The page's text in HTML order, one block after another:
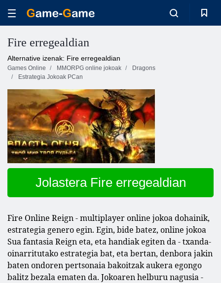
Fire erregealdian
Alternative izenak: Fire erregealdian
Games Online MMORPG online jokoak
Dragons
Estrategia Jokoak PCan
Jolastera Fire erregealdian
Fire Online Reign - multiplayer online jokoa dohainik,
estrategia genero egin. Egin, bide batez, online jokoa
Sua fantasia Reign eta, eta handiak egiten da - txanda-
oinarritutako estrategia bat, eta bertan, denbora jakin
baten ondoren pertsonaia bakoitzak aukera egongo
balitz bezala ematen da. Jokoaren helburu nagusia -